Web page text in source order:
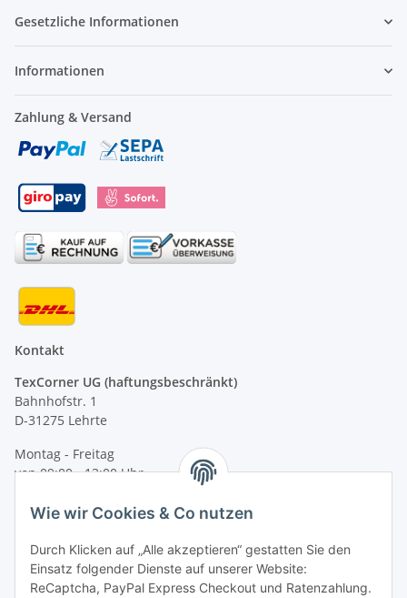
Gesetzliche Informationen
Informationen
Zahlung & Versand
Kontakt
TexCorner UG (haftungsbeschränkt)
Bahnhofstr. 1
D-31275 Lehrte
Montag - Freitag
von 09:00 - 13:00 Uhr
Fax: +49 (0) 5132 8230693
E-Mail:mail@signalweste.net
Wie wir Cookies & Co nutzen
Durch Klicken auf „Alle akzeptieren“ gestatten Sie den
Einsatz folgender Dienste auf unserer Website:
ReCaptcha, PayPal Express Checkout und Ratenzahlung.